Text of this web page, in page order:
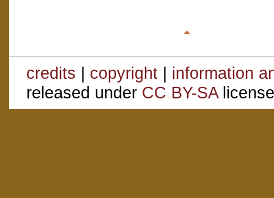
credits | copyright | information
released under CC BY-SA